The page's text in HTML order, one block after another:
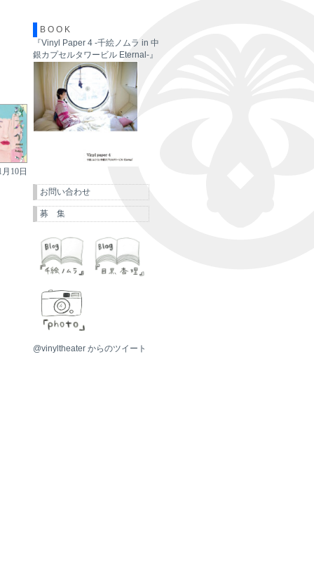
10日
B O O K
『Vinyl Paper 4 -千絵ノムラ in 中
銀カプセルタワービル Eternal-』
お問い合わせ
募 集
@vinyltheater からのツイート